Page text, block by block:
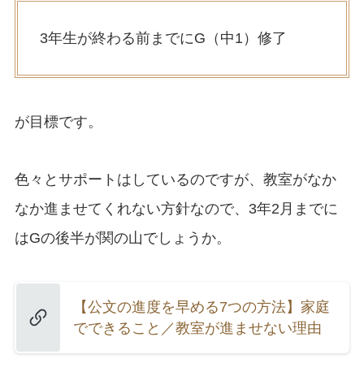
3年生が終わる前までにG（中1）修了
が目標です。
色々とサポートはしているのですが、教室がなか
なか進ませてくれない方針なので、3年2月までに
はGの後半が関の山でしょうか。
【公文の進度を早める7つの方法】家庭
でできること／教室が進ませない理由